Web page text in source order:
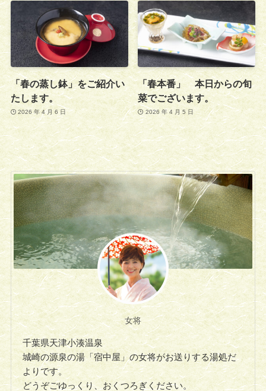
「春の蒸し鉢」をご紹介い
たします。
2026 年 4 月 6 日
「春本番」 本日からの旬
菜でございます。
2026 年 4 月 5 日
女将
千葉県天津小湊温泉
城崎の源泉の湯「宿中屋」の女将がお送りする湯処だ
よりです。
どうぞごゆっくり、おくつろぎください。